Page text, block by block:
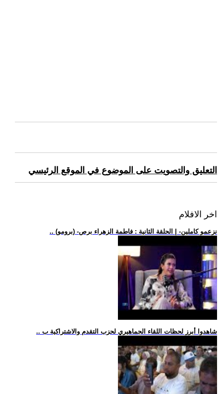
التعليق والتصويت على الموضوع في الموقع الرئيسي
اخر الافلام
.. (برومو) -نزعمو كاملين- | الحلقة الثانية : فاطمة الزهراء برص
.. شاهدوا أبرز لحظات اللقاء الجماهيري لحزب التقدم والاشتراكية ب